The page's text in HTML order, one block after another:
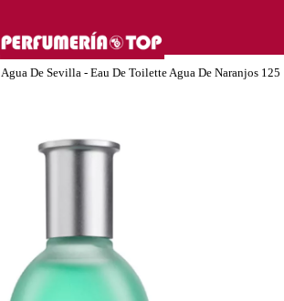
Agua De Sevilla - Eau De Toilette Agua De Naranjos 125